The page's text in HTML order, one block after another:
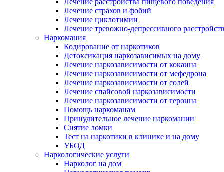
Лечение расстройства пищевого поведения
Лечение страхов и фобий
Лечение циклотимии
Лечение тревожно-депрессивного
Наркомания
Кодирование от наркотиков
Детоксикация наркозависимых на дому
Лечение наркозависимости от кокаина
Лечение наркозависимости от мефедрона
Лечение наркозависимости от солей
Лечение спайсовой наркозависимости
Лечение наркозависимости от героина
Помощь наркоманам
Принудительное лечение наркомании
Снятие ломки
Тест на наркотики в клинике и на дому
УБОД
Наркологические услуги
Нарколог на дом